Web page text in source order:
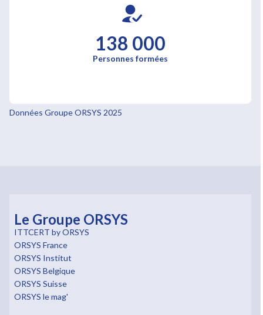
138 000
Personnes formées
Données Groupe ORSYS 2025
Le Groupe ORSYS
ITTCERT by ORSYS
ORSYS France
ORSYS Institut
ORSYS Belgique
ORSYS Suisse
ORSYS le mag'